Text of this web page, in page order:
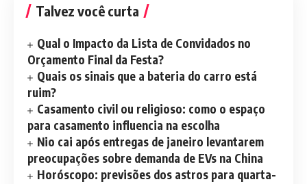
Talvez você curta
Qual o Impacto da Lista de Convidados no
Orçamento Final da Festa?
Quais os sinais que a bateria do carro está
ruim?
Casamento civil ou religioso: como o espaço
para casamento influencia na escolha
Nio cai após entregas de janeiro levantarem
preocupações sobre demanda de EVs na China
Horóscopo: previsões dos astros para quarta-